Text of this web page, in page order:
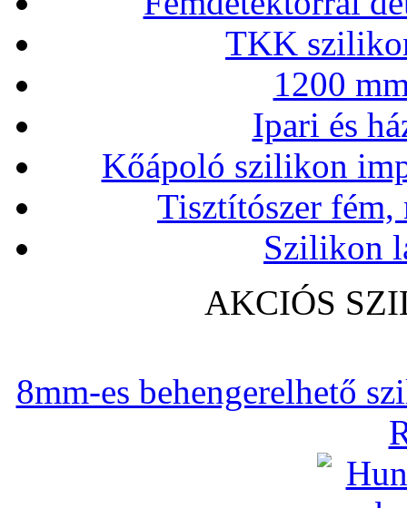
TKK
1200
Ipari és
Kőápoló szilikon
Tisztítószer
Szilikon
AKCIÓS
8mm-es behengerelhető